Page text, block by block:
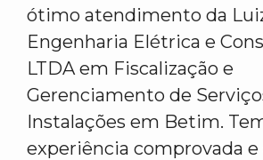
ótimo atendimento da
Engenharia Elétrica e
LTDA em Fiscalização e
Gerenciamento de
Instalações em Betim.
experiência comprovada e